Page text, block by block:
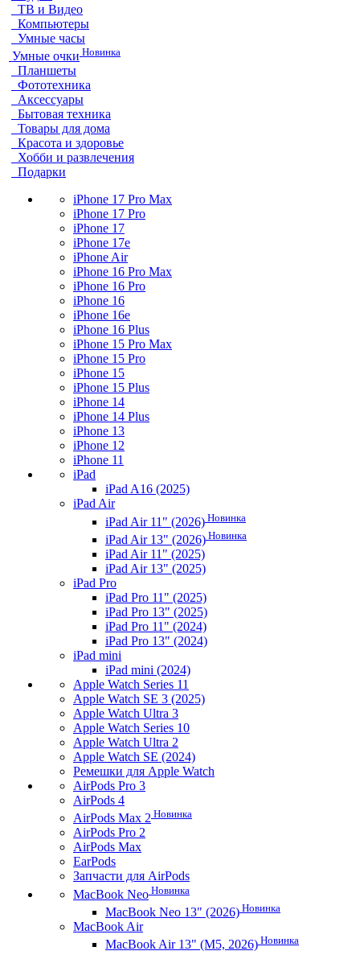
ТВ и Видео
Компьютеры
Умные часы
Умные очки Новинка
Планшеты
Фототехника
Аксессуары
Бытовая техника
Товары для дома
Красота и здоровье
Хобби и развлечения
Подарки
iPhone 17 Pro Max
iPhone 17 Pro
iPhone 17
iPhone 17e
iPhone Air
iPhone 16 Pro Max
iPhone 16 Pro
iPhone 16
iPhone 16e
iPhone 16 Plus
iPhone 15 Pro Max
iPhone 15 Pro
iPhone 15
iPhone 15 Plus
iPhone 14
iPhone 14 Plus
iPhone 13
iPhone 12
iPhone 11
iPad
iPad A16 (2025)
iPad Air
iPad Air 11" (2026) Новинка
iPad Air 13" (2026) Новинка
iPad Air 11" (2025)
iPad Air 13" (2025)
iPad Pro
iPad Pro 11" (2025)
iPad Pro 13" (2025)
iPad Pro 11" (2024)
iPad Pro 13" (2024)
iPad mini
iPad mini (2024)
Apple Watch Series 11
Apple Watch SE 3 (2025)
Apple Watch Ultra 3
Apple Watch Series 10
Apple Watch Ultra 2
Apple Watch SE (2024)
Ремешки для Apple Watch
AirPods Pro 3
AirPods 4
AirPods Max 2 Новинка
AirPods Pro 2
AirPods Max
EarPods
Запчасти для AirPods
MacBook Neo Новинка
MacBook Neo 13" (2026) Новинка
MacBook Air
MacBook Air 13" (M5, 2026) Новинка